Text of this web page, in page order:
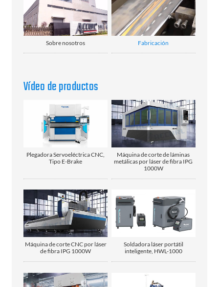
Sobre nosotros Fabricación
Vídeo de productos
Plegadora Servoeléctrica CNC,
Tipo E-Brake
Máquina de corte de láminas
metálicas por láser de fibra IPG
1000W
Máquina de corte CNC por láser
de fibra IPG 1000W
Soldadora láser portátil
inteligente, HWL-1000